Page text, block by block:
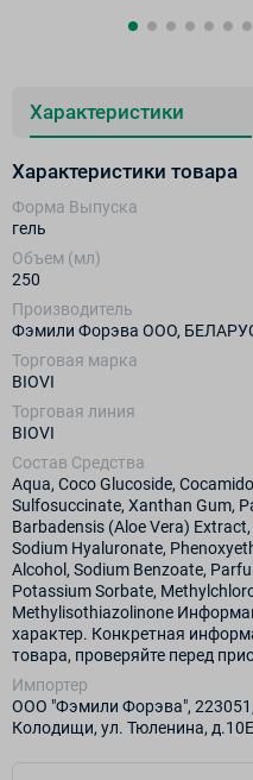
Характеристики
Характеристики товара
Форма Выпуска
гель
Объем (мл)
250
Производитель
Фэмили Форэва ООО,
Торговая марка
BIOVI
Торговая линия
BIOVI
Состав Средства
Aqua, Coco Glucoside,
Sulfosuccinate, Xanthan Gum,
Barbadensis (Aloe Vera)
Sodium Hyaluronate,
Alcohol, Sodium Benzoate,
Potassium Sorbate,
Methylisothiazolinone
характер. Конкретная
товара, проверяйте перед
Импортер
ООО "Фэмили Форэва",
Колодищи, ул. Тюленина,